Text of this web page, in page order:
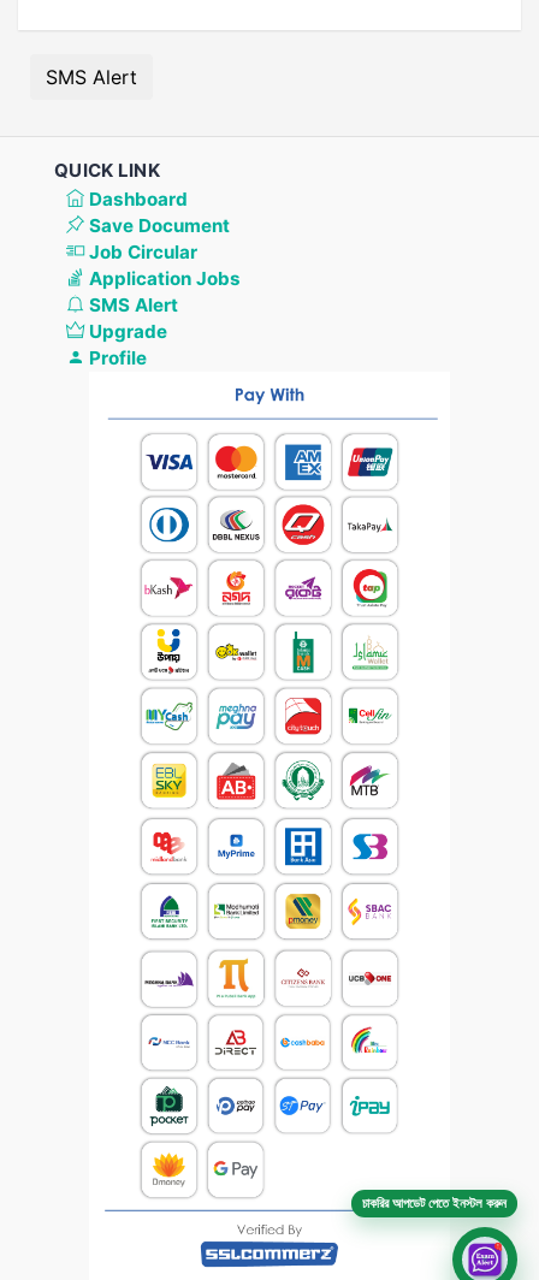
SMS Alert
QUICK LINK
Dashboard
Save Document
Job Circular
Application Jobs
SMS Alert
Upgrade
Profile
চাকরির আপডেট পেতে ইনস্টল করুন